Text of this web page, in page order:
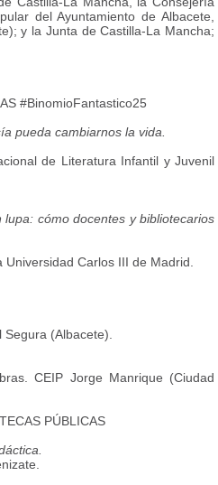
del Ayuntamiento de Albacete,
y la Junta de Castilla-La Mancha;
#BinomioFantastico25
pueda cambiarnos la vida.
de Literatura Infantil y Juvenil
lupa: cómo docentes y bibliotecarios
Carlos III de Madrid.
(Albacete).
CEIP Jorge Manrique (Ciudad
PÚBLICAS